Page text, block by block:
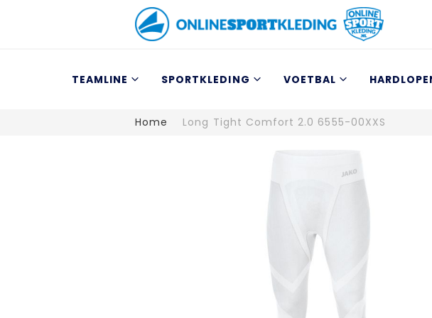
TEAMLINE SPORTKLEDING VOETBAL
Home Long Tight Comfort 2.0 6555-00XXS